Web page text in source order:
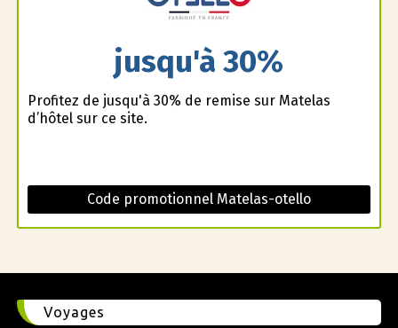
jusqu'à 30%
Profitez de jusqu'à 30% de remise sur Matelas
d’hôtel sur ce site.
Code promotionnel Matelas-otello
Voyages